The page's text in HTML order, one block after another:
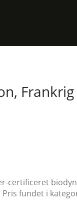
Frankrig
certificeret
fundet i